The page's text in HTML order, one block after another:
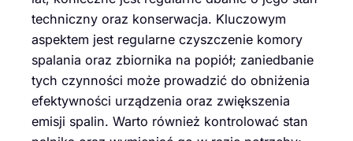
techniczny oraz konserwacja. Kluczowym
aspektem jest regularne czyszczenie komory
spalania oraz zbiornika na popiół; zaniedbanie
tych czynności może prowadzić do obniżenia
efektywności urządzenia oraz zwiększenia
emisji spalin. Warto również kontrolować stan